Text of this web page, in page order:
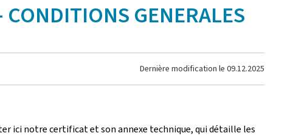
GENERALES
Dernière modification le 09.12.2025
ici notre certificat et son annexe technique, qui détaille les